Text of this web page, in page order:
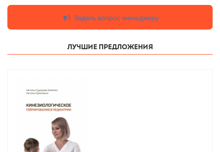
Задать вопрос менеджеру
Лучшие предложения